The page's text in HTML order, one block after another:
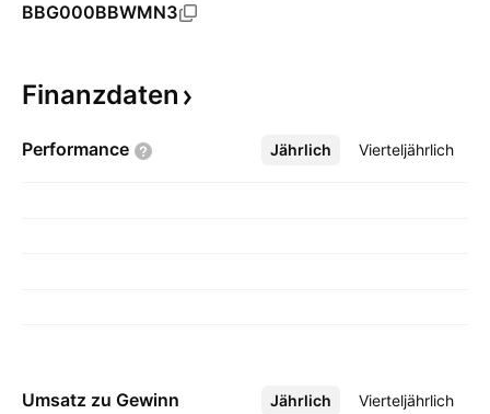
BBG000BBWMN3
Finanzdaten
Performance Jährlich Vierteljährlich
Mehr
Umsatz zu Gewinn
Jährlich Vierteljährlich
Mehr